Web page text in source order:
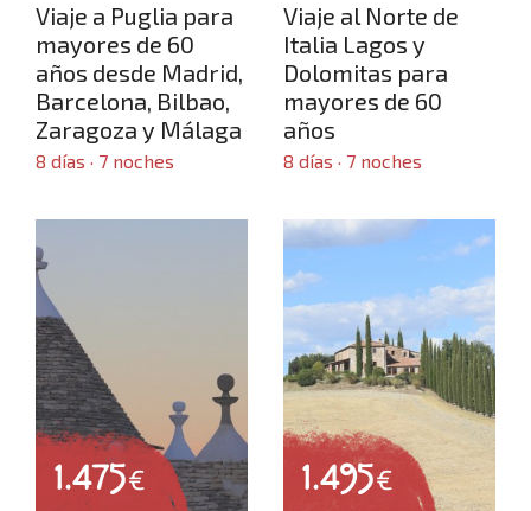
Viaje a Puglia para
mayores de 60
años desde Madrid,
Barcelona, Bilbao,
Zaragoza y Málaga
8 días · 7 noches
Viaje al Norte de
Italia Lagos y
Dolomitas para
mayores de 60
años
8 días · 7 noches
1.475€ 1.495€